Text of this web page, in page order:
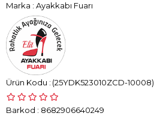
Marka : Ayakkabı Fuarı
(25YDK523010ZCD-10008)
Barkod : 8682906640249